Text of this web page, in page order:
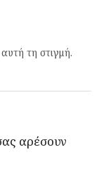
τη στιγμή.
αρέσουν